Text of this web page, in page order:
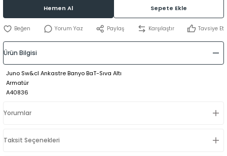
Hemen Al Sepete Ekle
Yorum Yaz Paylaş Karşılaştır Tavsiye Et
Ürün Bilgisi
Juno Sw&cl Ankastre Banyo BaT-Sıva Altı
Armatür
A40836
Yorumlar
Taksit Seçenekleri